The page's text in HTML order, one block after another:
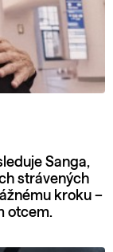
Sanga,
strávených
kroku –
otcem.